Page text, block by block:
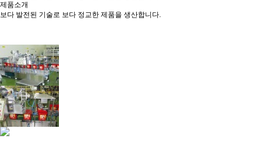
제품소개
보다 발전된 기술로 보다 정교한 제품을 생산합니다.